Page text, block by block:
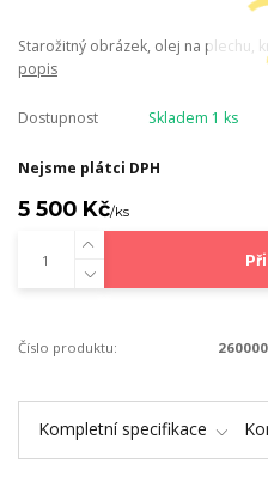
Starožitný obrázek, olej na plechu,
popis
Dostupnost Skladem 1 ks
Nejsme plátci DPH
5 500 Kč/ks
Číslo produktu: 260000
Kompletní specifikace